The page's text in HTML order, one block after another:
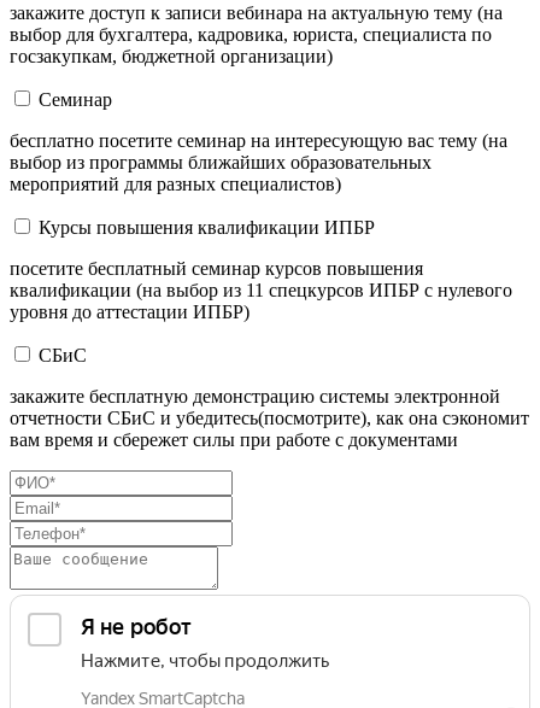
закажите доступ к записи вебинара на актуальную тему (на
выбор для бухгалтера, кадровика, юриста, специалиста по
госзакупкам, бюджетной организации)
Семинар
бесплатно посетите семинар на интересующую вас тему (на
выбор из программы ближайших образовательных
мероприятий для разных специалистов)
Курсы повышения квалификации ИПБР
посетите бесплатный семинар курсов повышения
квалификации (на выбор из 11 спецкурсов ИПБР с нулевого
уровня до аттестации ИПБР)
СБиС
закажите бесплатную демонстрацию системы электронной
отчетности СБиС и убедитесь(посмотрите), как она сэкономит
вам время и сбережет силы при работе с документами